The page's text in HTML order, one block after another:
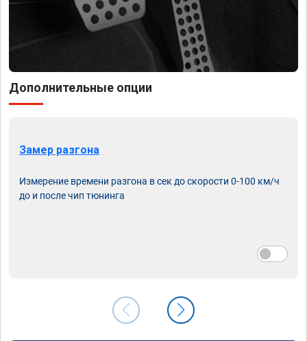
Дополнительные опции
Замер разгона
Измерение времени разгона в сек до скорости 0-100 км/ч
до и после чип тюнинга